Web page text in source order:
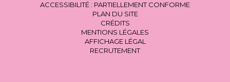
ACCESSIBILITÉ : PARTIELLEMENT CONFORME
PLAN DU SITE
CRÉDITS
MENTIONS LÉGALES
AFFICHAGE LÉGAL
RECRUTEMENT